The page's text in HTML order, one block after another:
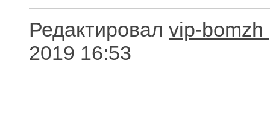
Редактировал vip-bomzh
2019 16:53